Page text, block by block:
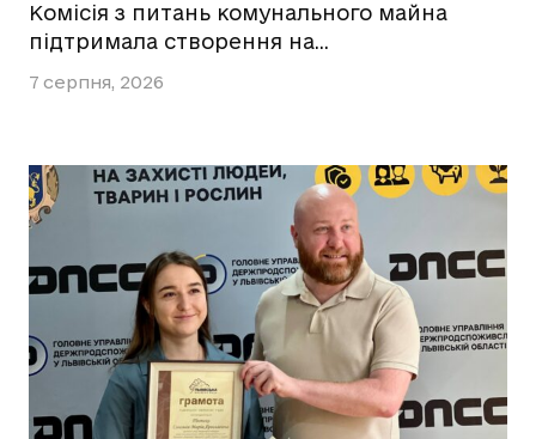
Комісія з питань комунального майна
підтримала створення на…
7 серпня, 2026